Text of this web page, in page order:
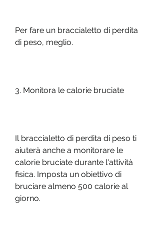
Per fare un braccialetto di perdita
di peso, meglio.
3. Monitora le calorie bruciate
Il braccialetto di perdita di peso ti
aiuterà anche a monitorare le
calorie bruciate durante l'attività
fisica. Imposta un obiettivo di
bruciare almeno 500 calorie al
giorno.